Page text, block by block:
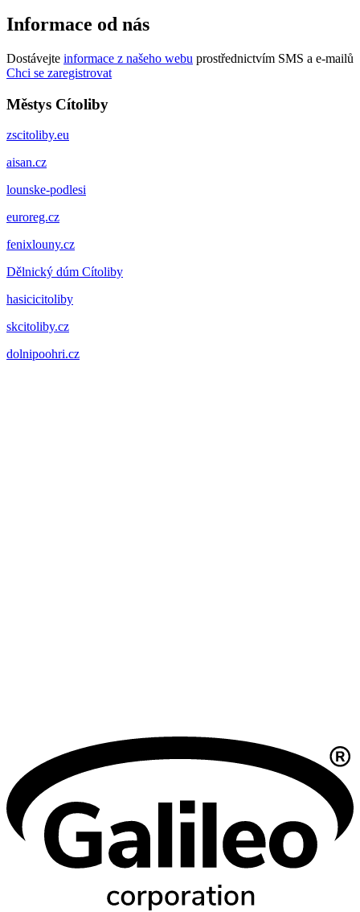
Informace od nás
Dostávejte informace z našeho webu prostřednictvím SMS a e-mailů
Chci se zaregistrovat
Městys Cítoliby
zscitoliby.eu
aisan.cz
lounske-podlesi
euroreg.cz
fenixlouny.cz
Dělnický dúm Cítoliby
hasicicitoliby
skcitoliby.cz
dolnipoohri.cz